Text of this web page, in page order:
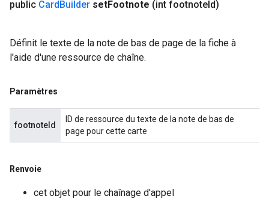
public CardBuilder setFootnote (int footnoteId)
Définit le texte de la note de bas de page de la fiche à
l'aide d'une ressource de chaîne.
Paramètres
footnoteId
ID de ressource du texte de la note de bas de
page pour cette carte
Renvoie
cet objet pour le chaînage d'appel